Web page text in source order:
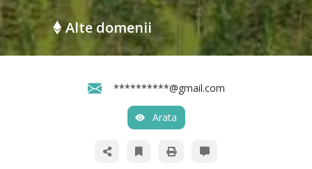
Alte domenii
**********@gmail.com
Arata